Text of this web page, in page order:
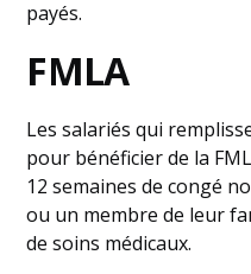
payés.
FMLA
Les salariés qui
pour bénéficier de la
12 semaines de congé
ou un membre de leur
de soins médicaux.